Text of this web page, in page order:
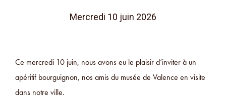
Mercredi 10 juin 2026
Ce mercredi 10 juin, nous avons eu le plaisir d’inviter à un
apéritif bourguignon, nos amis du musée de Valence en visite
dans notre ville.